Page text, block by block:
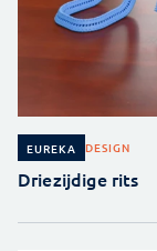
EUREKA DESIGN
Driezijdige rits